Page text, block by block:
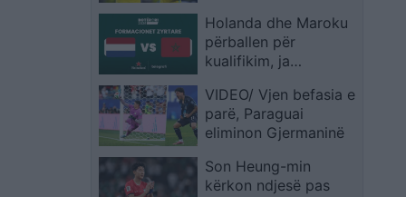
në Botërorin e
ardhshëm
Holanda dhe Maroku
përballen për
kualifikim, ja
VIDEO/ Vjen befasia e
parë, Paraguai
eliminon Gjermaninë
Son Heung-min
kërkon ndjesë pas